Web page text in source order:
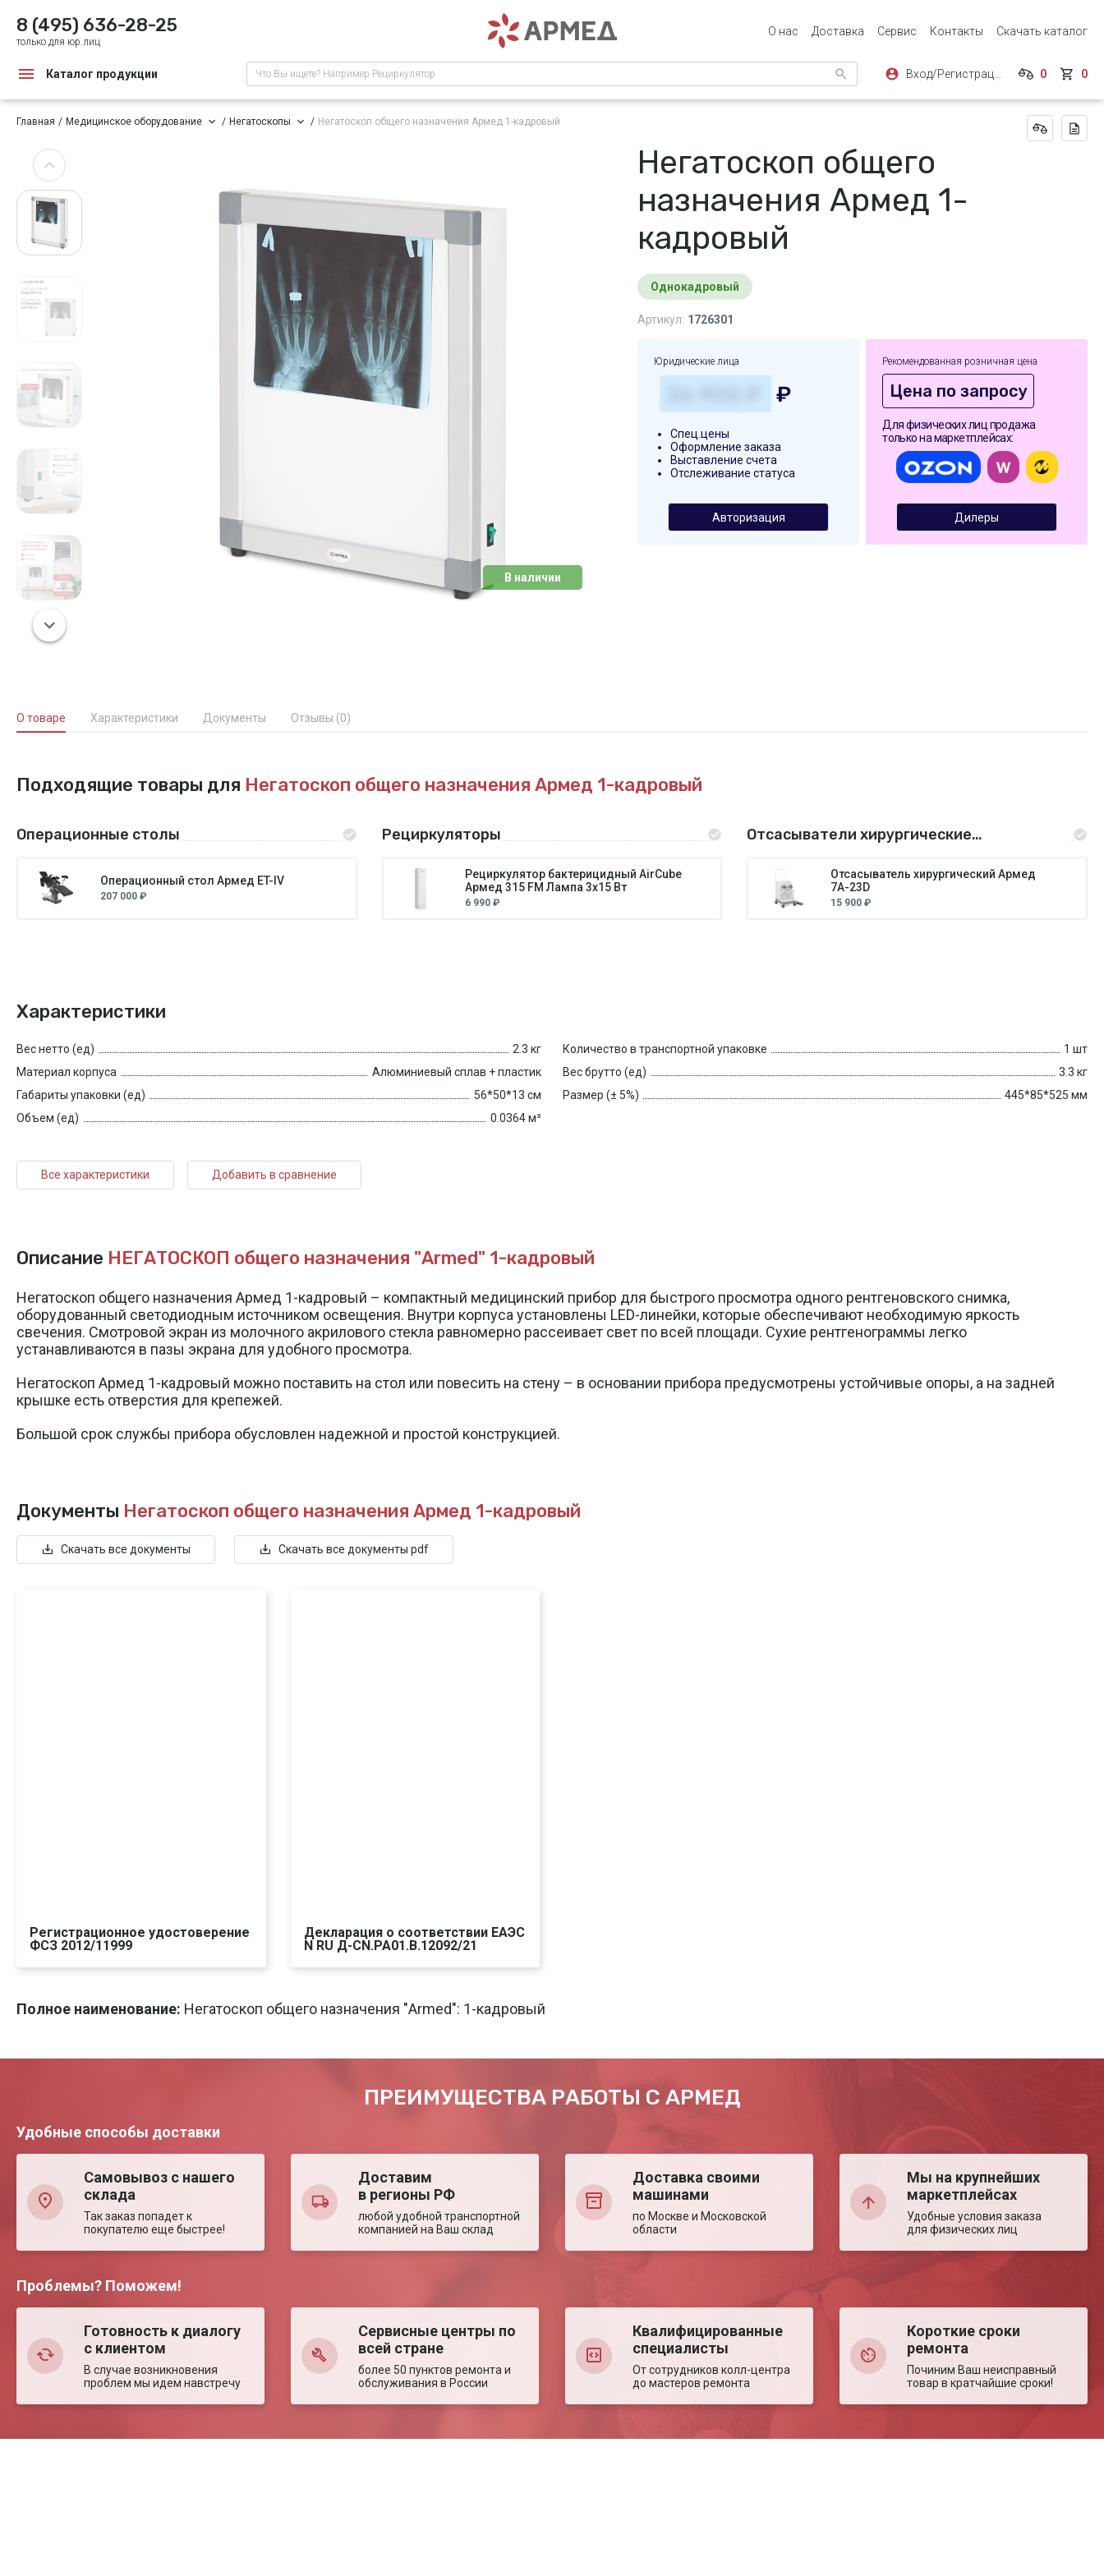
8 (495) 636-28-25
только для юр.лиц
О нас Доставка Сервис Контакты Скачать каталог
Каталог продукции Что Вы ищете? Например Рециркулятор 0 0
Главная Медицинское оборудование Негатоскопы Негатоскоп общего назначения Армед 1-кадровый
В наличии
Негатоскоп общего
назначения Армед 1-
кадровый
Однокадровый
Артикул: 1726301
Юридические лица
₽
Спец.цены
Оформление заказа
Выставление счета
Отслеживание статуса
Авторизация
Рекомендованная розничная цена
Цена по запросу
Для физических лиц продажа
только на маркетплейсах:
Дилеры
О товаре Характеристики Документы Отзывы (0)
Подходящие товары для Негатоскоп общего назначения Армед 1-кадровый
Операционные столы
Операционный стол Армед ET-IV
207 000 ₽
Рециркуляторы
Рециркулятор бактерицидный AirCube
Армед 315 FM Лампа 3х15 Вт
6 990 ₽
Отсасыватели хирургические
Отсасыватель хирургический Армед
7А-23D
15 900 ₽
Характеристики
Вес нетто (ед)
2.3 кг
Материал корпуса
Алюминиевый сплав + пластик
Габариты упаковки (ед)
56*50*13 см
Объем (ед)
0.0364 м³
Количество в транспортной упаковке
1 шт
Вес брутто (ед)
3.3 кг
Размер (± 5%)
445*85*525 мм
Все характеристики Добавить в сравнение
Описание НЕГАТОСКОП общего назначения "Armed" 1-кадровый
Негатоскоп общего назначения Армед 1-кадровый – компактный медицинский прибор для быстрого просмотра одного рентгеновского снимка,
оборудованный светодиодным источником освещения. Внутри корпуса установлены LED-линейки, которые обеспечивают необходимую яркость
свечения. Смотровой экран из молочного акрилового стекла равномерно рассеивает свет по всей площади. Сухие рентгенограммы легко
устанавливаются в пазы экрана для удобного просмотра.
Негатоскоп Армед 1-кадровый можно поставить на стол или повесить на стену – в основании прибора предусмотрены устойчивые опоры, а на задней
крышке есть отверстия для крепежей.
Большой срок службы прибора обусловлен надежной и простой конструкцией.
Документы Негатоскоп общего назначения Армед 1-кадровый
Скачать все документы Скачать все документы pdf
Регистрационное удостоверение
ФСЗ 2012/11999
Декларация о соответствии ЕАЭС
N RU Д-CN.PA01.B.12092/21
Полное наименование: Негатоскоп общего назначения "Armed": 1-кадровый
ПРЕИМУЩЕСТВА РАБОТЫ С АРМЕД
Удобные способы доставки
Самовывоз с нашего
склада
Так заказ попадет к
покупателю еще быстрее!
Доставим
в регионы РФ
любой удобной транспортной
компанией на Ваш склад
Доставка своими
машинами
по Москве и Московской
области
Мы на крупнейших
маркетплейсах
Удобные условия заказа
для физических лиц
Проблемы? Поможем!
Готовность к диалогу
с клиентом
В случае возникновения
проблем мы идем навстречу
Сервисные центры по
всей стране
более 50 пунктов ремонта и
обслуживания в России
Квалифицированные
специалисты
От сотрудников колл-центра
до мастеров ремонта
Короткие сроки
ремонта
Починим Ваш неисправный
товар в кратчайшие сроки!